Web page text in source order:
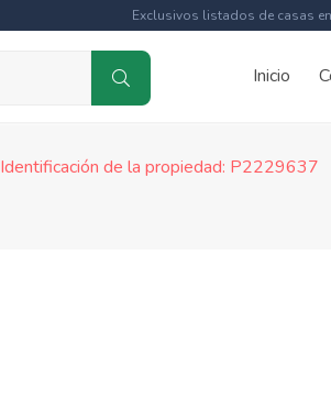
Exclusivos listados de casas
Inicio
Identificación de la propiedad: P2229637